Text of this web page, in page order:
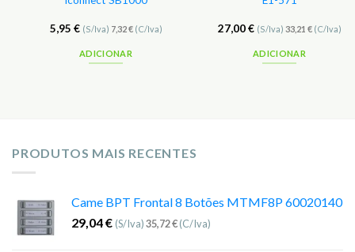
5,95 € (S/Iva) 7,32€(C/Iva)
ADICIONAR
27,00€ (S/Iva) 33,21 €(C/Iva)
ADICIONAR
PRODUTOS MAIS RECENTES
Came BPT Frontal 8 Botões MTMF8P 60020140
29,04€ (S/Iva)35,72€(C/Iva)